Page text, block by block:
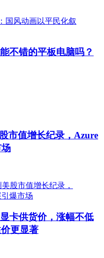
不错的平板电脑吗？
市值增长纪录，Azure
卡供货价，涨幅不低
更显著